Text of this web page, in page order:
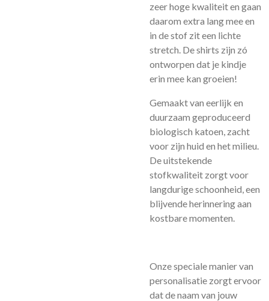
zeer hoge kwaliteit en gaan
daarom extra lang mee en
in de stof zit een lichte
stretch. De shirts zijn zó
ontworpen dat je kindje
erin mee kan groeien!
Gemaakt van eerlijk en
duurzaam geproduceerd
biologisch katoen, zacht
voor zijn huid en het milieu.
De uitstekende
stofkwaliteit zorgt voor
langdurige schoonheid, een
blijvende herinnering aan
kostbare momenten.
Onze speciale manier van
personalisatie zorgt ervoor
dat de naam van jouw